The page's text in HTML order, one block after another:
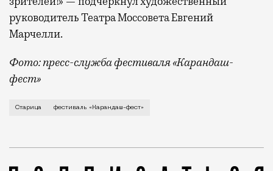
руководитель Театра Моссовета Евгений
Марчелли.
Фото: пресс-служба фестиваля «Карандаш-
фест»
В минувший уикенд маленькая Старица в
Старица фестиваль «Карандаш-фест»